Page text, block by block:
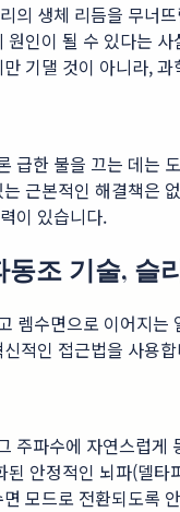
의 생체 리듬을 무너
인이 될 수 있다는
기댈 것이 아니라,
급한 불을 끄는 데는
근본적인 해결책은
이 있습니다.
조 기술, 슬
렘수면으로 이어지
적인 접근법을 사용
주파수에 자연스럽
된 안정적인 뇌파(델
모드로 전환되도록